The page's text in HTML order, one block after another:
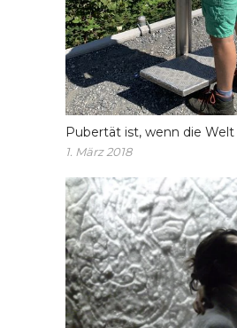
Pubertät ist, wenn die
1. März 2018